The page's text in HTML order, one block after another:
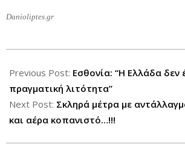
Danioliptes.gr
10-
01
Previous Post: Εσθονία: “Η Ελλάδα δεν
πραγματική λιτότητα”
Next Post: Σκληρά μέτρα με
και αέρα κοπανιστό…!!!